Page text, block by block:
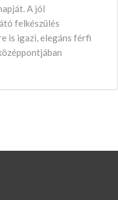
A jól
felkészülés
is igazi, elegáns férfi